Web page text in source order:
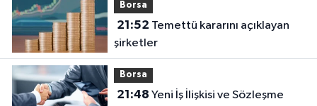
Borsa
21:52
şirketler
Borsa
21:48